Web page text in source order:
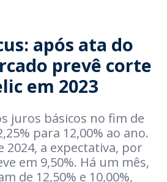
após ata do
prevê corte
em 2023
juros básicos no fim de
para 12,00% ao ano.
2024, a expectativa, por
em 9,50%. Há um mês,
de 12,50% e 10,00%,